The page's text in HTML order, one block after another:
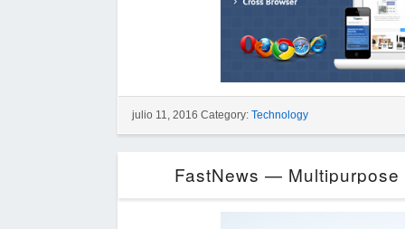
julio 11, 2016 Category: Technology
FastNews —